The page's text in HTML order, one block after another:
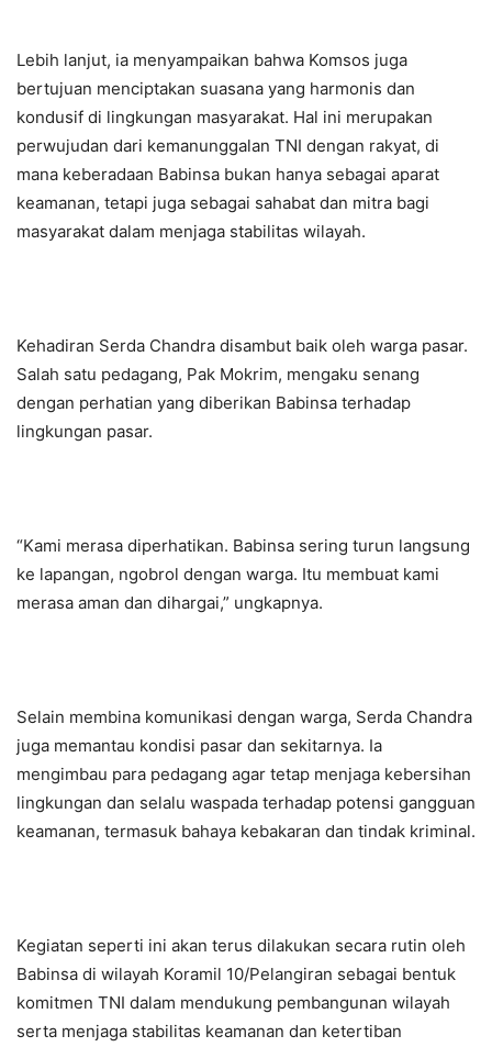
Lebih lanjut, ia menyampaikan bahwa Komsos juga
bertujuan menciptakan suasana yang harmonis dan
kondusif di lingkungan masyarakat. Hal ini merupakan
perwujudan dari kemanunggalan TNI dengan rakyat, di
mana keberadaan Babinsa bukan hanya sebagai aparat
keamanan, tetapi juga sebagai sahabat dan mitra bagi
masyarakat dalam menjaga stabilitas wilayah.
Kehadiran Serda Chandra disambut baik oleh warga pasar.
Salah satu pedagang, Pak Mokrim, mengaku senang
dengan perhatian yang diberikan Babinsa terhadap
lingkungan pasar.
“Kami merasa diperhatikan. Babinsa sering turun langsung
ke lapangan, ngobrol dengan warga. Itu membuat kami
merasa aman dan dihargai,” ungkapnya.
Selain membina komunikasi dengan warga, Serda Chandra
juga memantau kondisi pasar dan sekitarnya. Ia
mengimbau para pedagang agar tetap menjaga kebersihan
lingkungan dan selalu waspada terhadap potensi gangguan
keamanan, termasuk bahaya kebakaran dan tindak kriminal.
Kegiatan seperti ini akan terus dilakukan secara rutin oleh
Babinsa di wilayah Koramil 10/Pelangiran sebagai bentuk
komitmen TNI dalam mendukung pembangunan wilayah
serta menjaga stabilitas keamanan dan ketertiban